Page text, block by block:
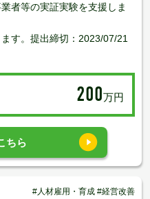
者等の実証実験を支援しま
す。提出締切：2023/07/21
200万円
ちら
#人材雇用・育成 #経営改善